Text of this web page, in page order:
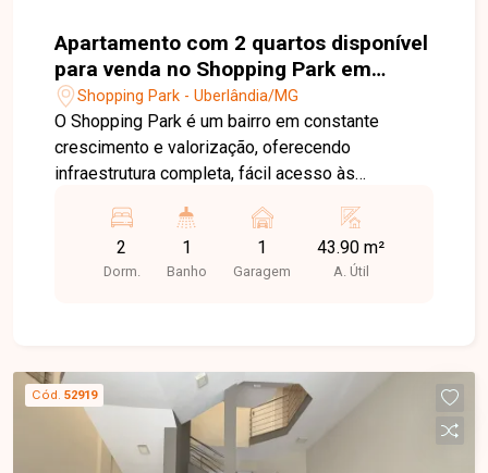
Apartamento com 2 quartos disponível
para venda no Shopping Park em
Uberlândia-MG
Shopping Park - Uberlândia/MG
O Shopping Park é um bairro em constante
crescimento e valorização, oferecendo
infraestrutura completa, fácil acesso às
supermercados, escolas, comércios e diversos
serviços. Uma excelente localização para quem
busca praticidade, conforto e qualidade de vida.
de área privativa, com ambientes bem
distribuídos, excelente iluminação natural e ótimo
aproveitamento dos espaços. O condomínio
conta com portaria, salão de festas, quadra
2
Dorm.
1
Banho
1
Garagem
43.90 m²
A. Útil
Cód. 52919